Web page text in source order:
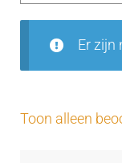
uit
Er zijn
Toon alleen